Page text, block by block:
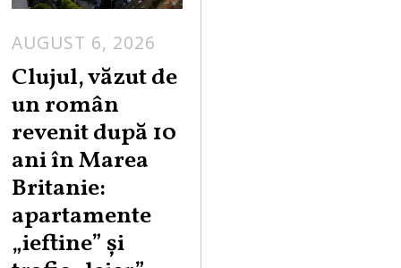
AUGUST 6, 2026
Clujul, văzut de
un român
revenit după 10
ani în Marea
Britanie:
apartamente
„ieftine” și